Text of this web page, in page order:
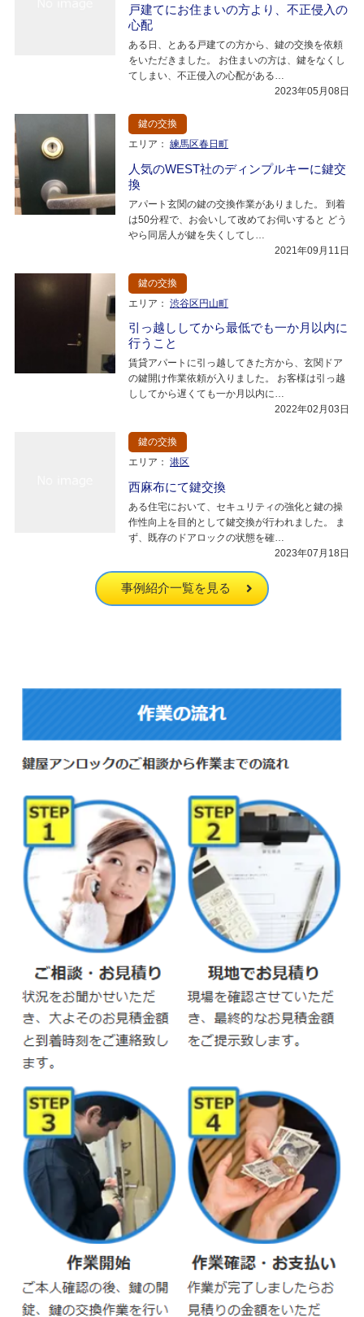
戸建てにお住まいの方より、不正侵入の
心配
ある日、とある戸建ての方から、鍵の交換を依頼
をいただきました。 お住まいの方は、鍵をなくし
てしまい、不正侵入の心配がある…
2023年05月08日
鍵の交換
エリア： 練馬区春日町
人気のWEST社のディンプルキーに鍵交
換
アパート玄関の鍵の交換作業がありました。 到着
は50分程で、お会いして改めてお伺いすると どう
やら同居人が鍵を失くしてし…
2021年09月11日
鍵の交換
エリア： 渋谷区円山町
引っ越ししてから最低でも一か月以内に
行うこと
賃貸アパートに引っ越してきた方から、玄関ドア
の鍵開け作業依頼が入りました。 お客様は引っ越
ししてから遅くても一か月以内に…
2022年02月03日
鍵の交換
エリア： 港区
西麻布にて鍵交換
ある住宅において、セキュリティの強化と鍵の操
作性向上を目的として鍵交換が行われました。 ま
ず、既存のドアロックの状態を確…
2023年07月18日
事例紹介一覧を見る